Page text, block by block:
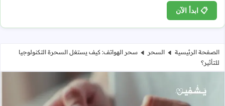
📋 ابدأ الآن
الصفحة الرئيسية السحر
سحر الهواتف: كيف يستغل السحرة التكنولوجيا
للتأثير؟